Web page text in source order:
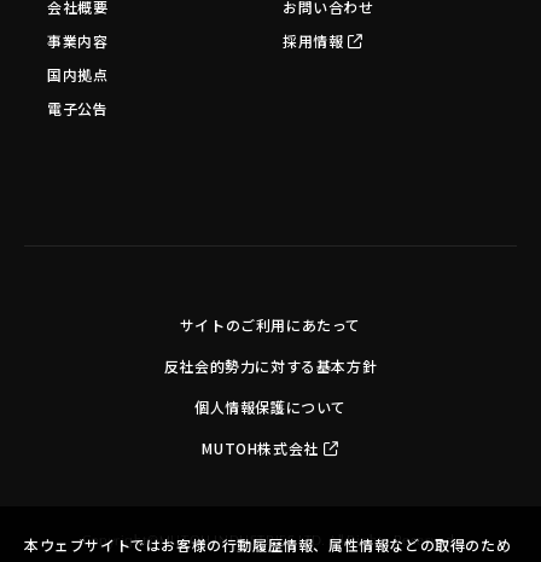
会社概要
事業内容
国内拠点
電子公告
お問い合わせ
採用情報
サイトのご利用にあたって
反社会的勢力に対する基本方針
個人情報保護について
MUTOH株式会社
Copyright©MUTOH INDUSTRIES LTD. All Rights Reserved.
本ウェブサイトではお客様の行動履歴情報、属性情報などの取得のため